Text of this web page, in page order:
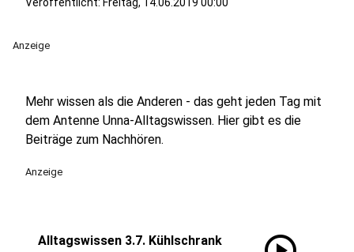
Anzeige
Mehr wissen als die Anderen - das geht jeden Tag mit
dem Antenne Unna-Alltagswissen. Hier gibt es die
Beiträge zum Nachhören.
Anzeige
Alltagswissen 3.7. Kühlschrank